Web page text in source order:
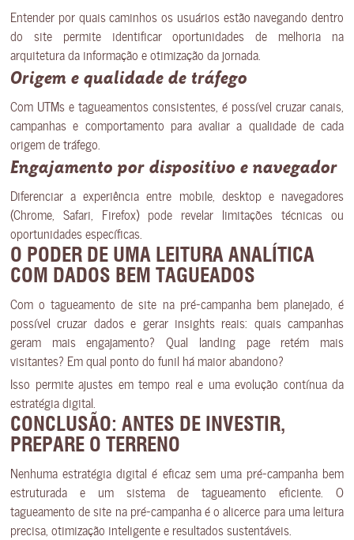
Entender por quais caminhos os usuários estão navegando dentro
do site permite identificar oportunidades de melhoria na
arquitetura da informação e otimização da jornada.
Origem e qualidade de tráfego
Com UTMs e tagueamentos consistentes, é possível cruzar canais,
campanhas e comportamento para avaliar a qualidade de cada
origem de tráfego.
Engajamento por dispositivo e navegador
Diferenciar a experiência entre mobile, desktop e navegadores
(Chrome, Safari, Firefox) pode revelar limitações técnicas ou
oportunidades específicas.
O PODER DE UMA LEITURA ANALÍTICA
COM DADOS BEM TAGUEADOS
Com o tagueamento de site na pré-campanha bem planejado, é
possível cruzar dados e gerar insights reais: quais campanhas
geram mais engajamento? Qual landing page retém mais
visitantes? Em qual ponto do funil há maior abandono?
Isso permite ajustes em tempo real e uma evolução contínua da
estratégia digital.
CONCLUSÃO: ANTES DE INVESTIR,
PREPARE O TERRENO
Nenhuma estratégia digital é eficaz sem uma pré-campanha bem
estruturada e um sistema de tagueamento eficiente. O
tagueamento de site na pré-campanha é o alicerce para uma leitura
precisa, otimização inteligente e resultados sustentáveis.